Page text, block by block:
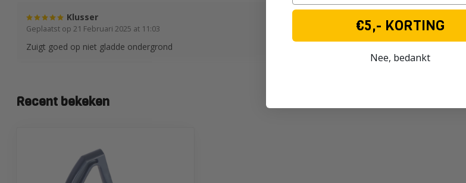
Klusser
Geplaatst op 21 Februari 2025 at 11:03
Zuigt goed op niet gladde ondergrond
Recent bekeken
€5,- KORTING
Nee, bedankt